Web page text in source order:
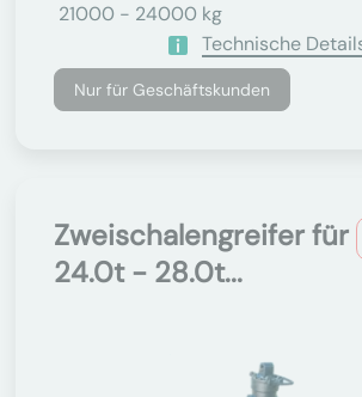
21000 - 24000 kg
Technische
Nur für Geschäftskunden
Zweischalengreifer für
24.0t - 28.0t...